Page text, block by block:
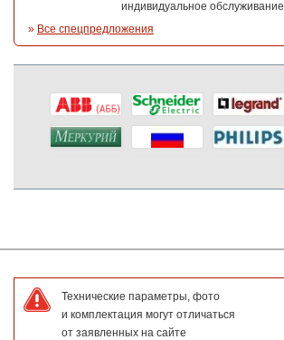
индивидуальное обслуживание
» Все спецпредложения
Технические параметры, фото
и комплектация могут отличаться
от заявленных на сайте